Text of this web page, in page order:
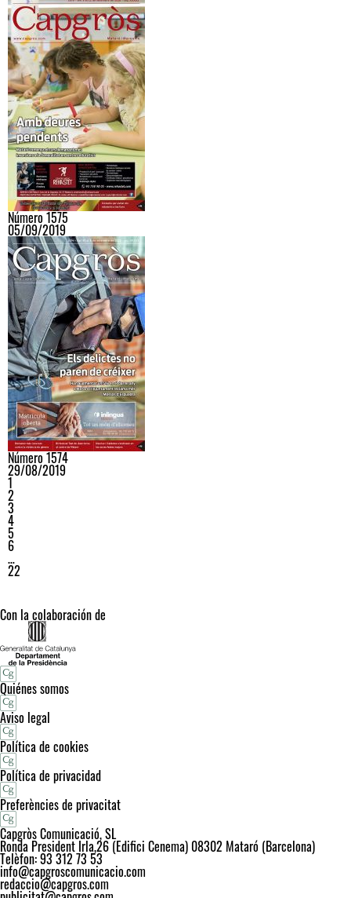
Número 1575
05/09/2019
Número 1574
29/08/2019
1
2
3
4
5
6
…
22
Con la colaboración de
Quiénes somos
Aviso legal
Política de cookies
Política de privacidad
Preferències de privacitat
Capgròs Comunicació, SL
Ronda President Irla,26 (Edifici Cenema) 08302 Mataró (Barcelona)
Telèfon: 93 312 73 53
info@capgroscomunicacio.com
redaccio@capgros.com